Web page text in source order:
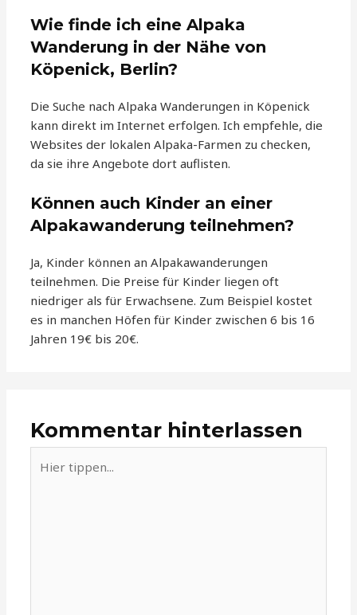
Wie finde ich eine Alpaka
Wanderung in der Nähe von
Köpenick, Berlin?
Die Suche nach Alpaka Wanderungen in Köpenick
kann direkt im Internet erfolgen. Ich empfehle, die
Websites der lokalen Alpaka-Farmen zu checken,
da sie ihre Angebote dort auflisten.
Können auch Kinder an einer
Alpakawanderung teilnehmen?
Ja, Kinder können an Alpakawanderungen
teilnehmen. Die Preise für Kinder liegen oft
niedriger als für Erwachsene. Zum Beispiel kostet
es in manchen Höfen für Kinder zwischen 6 bis 16
Jahren 19€ bis 20€.
Kommentar hinterlassen
tippen...